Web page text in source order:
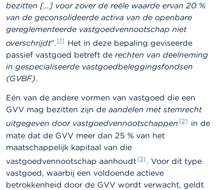
N
i
e
u
w
s
&
W
a
r
s
c
h
u
w
i
n
g
e
n
bezitten […] voor zover de reële waarde ervan 20 %
van de geconsolideerde activa van de openbare
gereglementeerde vastgoedvennootschap niet
overschrijdt”. [1] Het in deze bepaling geviseerde
passief vastgoed betreft de rechten van deelneming
in gespecialiseerde vastgoedbeleggingsfondsen
(GVBF).
Eén van de andere vormen van vastgoed die een
GVV mag bezitten zijn de aandelen met stemrecht
uitgegeven door vastgoedvennootschappen [2] in de
mate dat de GVV meer dan 25 % van het
maatschappelijk kapitaal van die
vastgoedvennootschap aanhoudt [3] . Voor dit type
vastgoed, waarbij een voldoende actieve
betrokkenheid door de GVV wordt verwacht, geldt